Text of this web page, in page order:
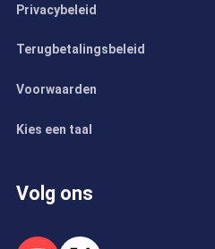
Privacybeleid
Terugbetalingsbeleid
Voorwaarden
Kies een taal
Volg ons